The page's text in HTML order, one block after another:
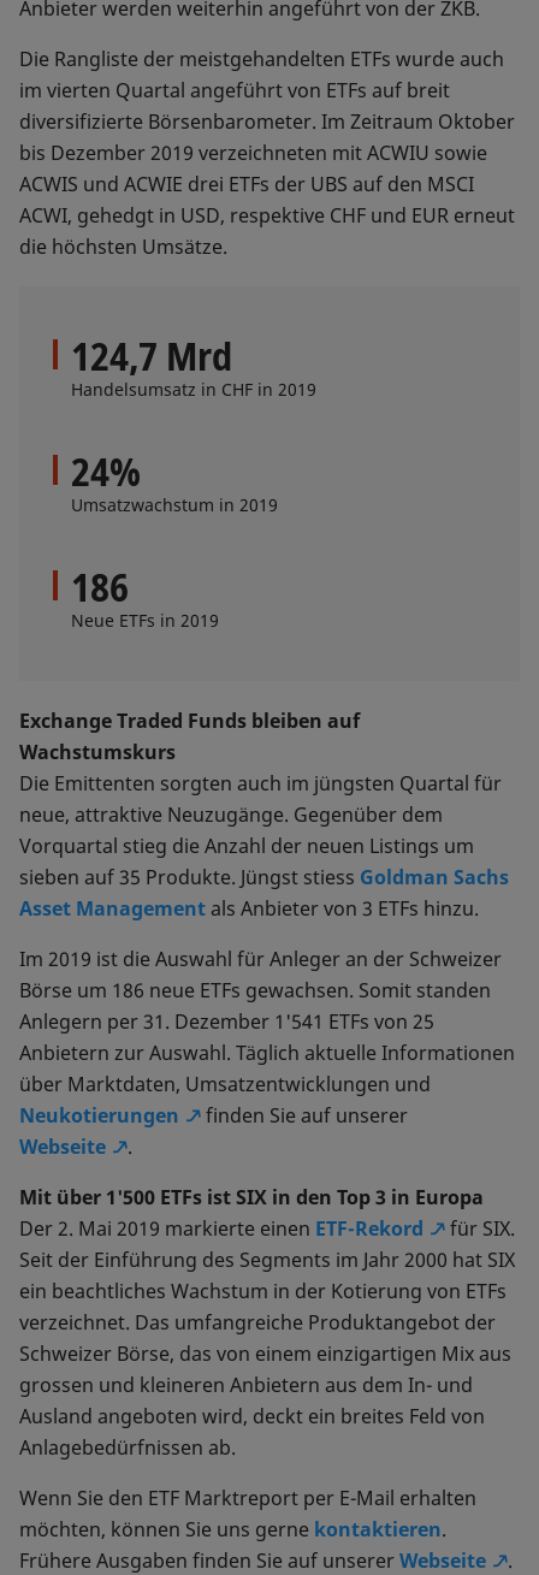
Anbieter werden weiterhin angeführt von der ZKB.
Die Rangliste der meistgehandelten ETFs wurde auch
im vierten Quartal angeführt von ETFs auf breit
diversifizierte Börsenbarometer. Im Zeitraum Oktober
bis Dezember 2019 verzeichneten mit ACWIU sowie
ACWIS und ACWIE drei ETFs der UBS auf den MSCI
ACWI, gehedgt in USD, respektive CHF und EUR erneut
die höchsten Umsätze.
124,7 Mrd
Handelsumsatz in CHF in 2019
24%
Umsatzwachstum in 2019
186
Neue ETFs in 2019
Exchange Traded Funds bleiben auf
Wachstumskurs
Die Emittenten sorgten auch im jüngsten Quartal für
neue, attraktive Neuzugänge. Gegenüber dem
Vorquartal stieg die Anzahl der neuen Listings um
sieben auf 35 Produkte. Jüngst stiess Goldman Sachs
Asset Managementals Anbieter von 3 ETFs hinzu.
Im 2019 ist die Auswahl für Anleger an der Schweizer
Börse um 186 neue ETFs gewachsen. Somit standen
Anlegern per 31. Dezember 1'541 ETFs von 25
Anbietern zur Auswahl. Täglich aktuelle Informationen
über Marktdaten, Umsatzentwicklungen und
Neukotierungen
finden Sie auf unserer
Webseite
.
Mit über 1'500 ETFs ist SIX in den Top 3 in Europa
Der 2. Mai 2019 markierte einen ETF-Rekord
für SIX.
Seit der Einführung des Segments im Jahr 2000 hat SIX
ein beachtliches Wachstum in der Kotierung von ETFs
verzeichnet. Das umfangreiche Produktangebot der
Schweizer Börse, das von einem einzigartigen Mix aus
grossen und kleineren Anbietern aus dem In- und
Ausland angeboten wird, deckt ein breites Feld von
Anlagebedürfnissen ab.
Wenn Sie den ETF Marktreport per E-Mail erhalten
möchten, können Sie uns gerne kontaktieren.
Frühere Ausgaben finden Sie auf unsererWebseite .